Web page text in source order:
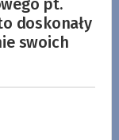
doskonały
swoich